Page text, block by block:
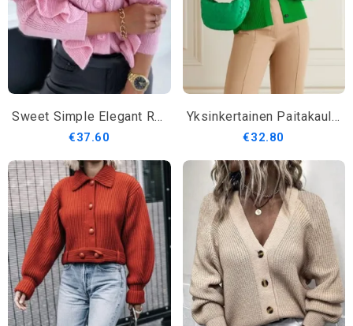
Sweet Simple Elegant Regular Fit V-Aukkoinen Päällysvaatteet
€37.60
Yksinkertainen Paitakaulus Pitkähihainen Villapaita
€32.80